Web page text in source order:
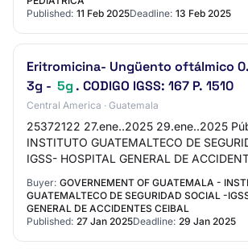
Published: 11 Feb 2025Deadline: 13 Feb 2025
Eritromicina- Ungüento oftálmico
3g - 5g . CODIGO IGSS: 167 P. 1510
Central America · Guatemala
25372122 27.ene..2025 29.ene..2025
INSTITUTO GUATEMALTECO DE
IGSS- HOSPITAL GENERAL DE
Eritrom…
Buyer: GOVERNEMENT OF GUATEMALA -
GUATEMALTECO DE SEGURIDAD SOCIAL -
GENERAL DE ACCIDENTES CEIBAL
Published: 27 Jan 2025Deadline: 29 Jan 2025